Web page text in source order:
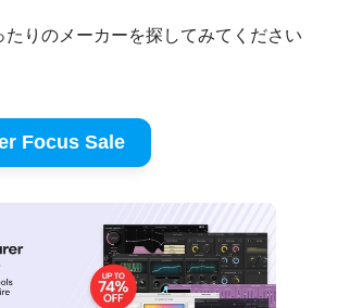
たりのメーカーを探してみてください
Focus Sale